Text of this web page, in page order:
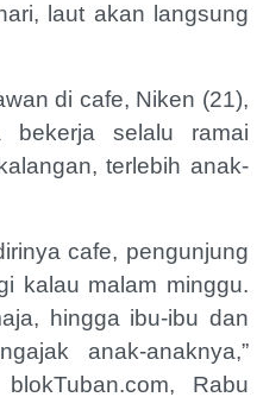
laut akan langsung
di cafe, Niken (21),
bekerja selalu ramai
terlebih anak-
cafe, pengunjung
kalau malam minggu.
hingga ibu-ibu dan
anak-anaknya,”
Rabu